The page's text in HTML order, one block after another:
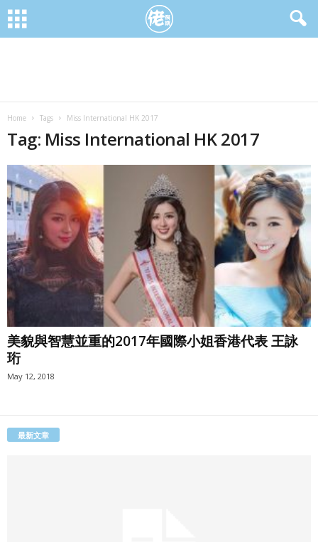
Home Tags Miss International HK 2017
Tag: Miss International HK 2017
美貌與智慧並重的2017年國際小姐香港代表 王詠
珩
May 12, 2018
最新文章